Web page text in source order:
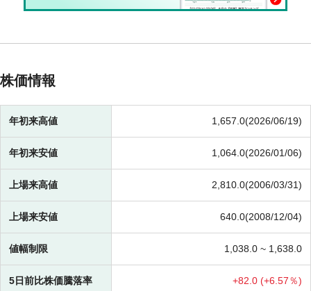
株価情報
年初来高値 1,657.0(2026/06/19)
年初来安値 1,064.0(2026/01/06)
上場来高値 2,810.0(2006/03/31)
上場来安値 640.0(2008/12/04)
値幅制限 1,038.0 ~ 1,638.0
5日前比株価騰落率 +82.0 (+6.57％)